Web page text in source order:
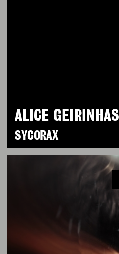
ALICE GEIRINHAS
SYCORAX